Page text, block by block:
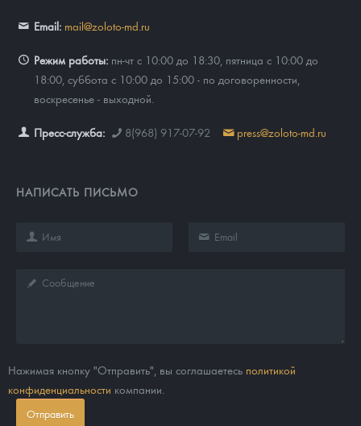
Email: mail@zoloto-md.ru
Режим работы: пн-чт с 10:00 до 18:30, пятница с 10:00 до
18:00, суббота с 10:00 до 15:00 - по договоренности,
воскресенье - выходной.
Пресс-служба: 8(968) 917-07-92 press@zoloto-md.ru
НАПИСАТЬ ПИСЬМО
Нажимая кнопку "Отправить", вы соглашаетесь политикой
конфиденциальности компании.
Отправить